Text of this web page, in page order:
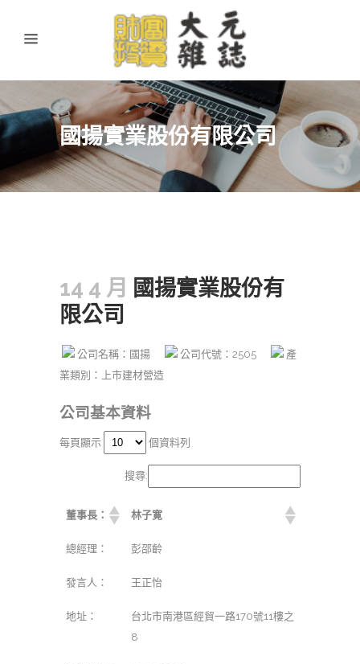
國揚實業股份有限公司
14 4 月 國揚實業股份有
限公司
公司名稱：國揚 公司代號：2505
產
業類別：上市建材營造
公司基本資料
每頁顯示 個資料列
搜尋:
董事長： 林子寛
總經理： 彭邵齡
發言人： 王正怡
地址：
台北市南港區經貿一路170號11樓之
8